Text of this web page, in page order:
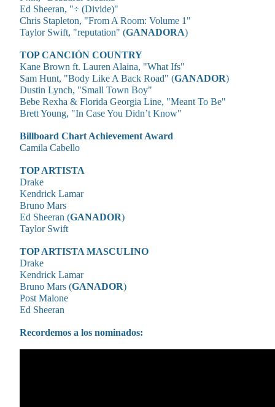
Ed Sheeran, "÷ (Divide)"
Chris Stapleton, "From A Room: Volume 1"
Taylor Swift, "reputation" (GANADORA)
TOP CANCIÓN COUNTRY
Kane Brown ft. Lauren Alaina, "What Ifs"
Sam Hunt, "Body Like A Back Road" (GANADOR)
Dustin Lynch, "Small Town Boy"
Bebe Rexha & Florida Georgia Line, "Meant To Be"
Brett Young, "In Case You Didn’t Know"
Billboard Chart Achievement Award
Camila Cabello
TOP ARTISTA
Drake
Kendrick Lamar
Bruno Mars
Ed Sheeran (GANADOR)
Taylor Swift
TOP ARTISTA MASCULINO
Drake
Kendrick Lamar
Bruno Mars (GANADOR)
Post Malone
Ed Sheeran
Recordemos a los nominados: